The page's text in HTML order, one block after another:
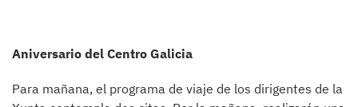
Aniversario del Centro Galicia
Para mañana, el programa de viaje de los dirigentes de la